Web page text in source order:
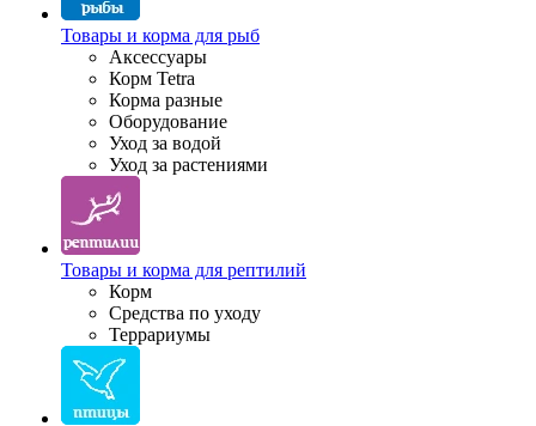
Товары и корма для рыб
Аксессуары
Корм Tetra
Корма разные
Оборудование
Уход за водой
Уход за растениями
Товары и корма для рептилий
Корм
Средства по уходу
Террариумы